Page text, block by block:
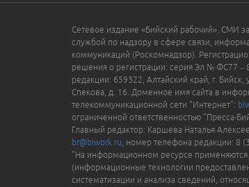
Сетевое издание «Бийский рабочий». СМИ
службой по надзору в сфере связи,
коммуникаций (Роскомнадзор).
решения о регистрации: серия Эл № ФС77 –
редакции: 659322, Алтайский край, г.
Спекова, д. 16. Доменное имя сайта в
телекоммуникационной сети "Интернет":
ограниченной ответственностью "Пресса-
Главный редактор: Каршева Наталья
br@biwork.ru , номер телефона редакции: 8
"На информационном ресурсе
(информационные технологии
систематизации и анализа сведений,